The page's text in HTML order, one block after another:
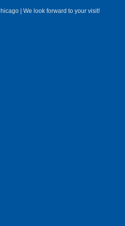
| We look forward to your visit!